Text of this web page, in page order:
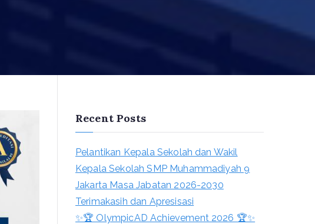
Recent Posts
Pelantikan Kepala Sekolah dan Wakil
Kepala Sekolah SMP Muhammadiyah 9
Jakarta Masa Jabatan 2026-2030
Terimakasih dan Apresisasi
✨🏆 OlympicAD Achievement 2026 🏆✨